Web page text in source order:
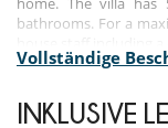
bathrooms. For a
Vollständige
INKLUSIVE